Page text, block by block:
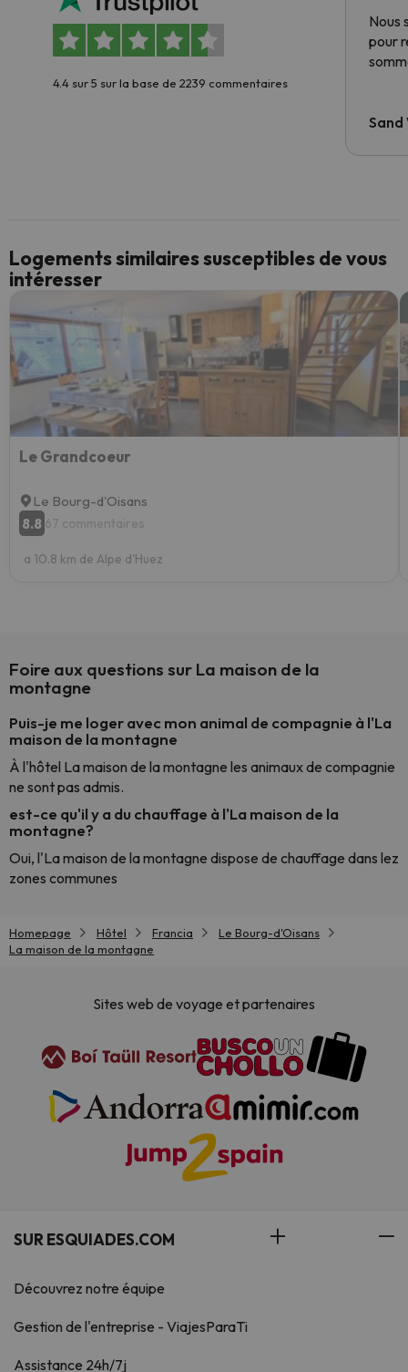
4.4 sur 5 sur la base de 2239 commentaires
Nous
pour
Sand
Logements similaires susceptibles de vous
intéresser
Le Grandcoeur
Le Bourg-d'Oisans
8.8 67 commentaires
a 10.8 km de Alpe d'Huez
Foire aux questions sur La maison de la
montagne
Puis-je me loger avec mon animal de compagnie à l'La
maison de la montagne
À l'hôtel La maison de la montagne les animaux de compagnie
ne sont pas admis.
est-ce qu'il y a du chauffage à l'La maison de la
montagne?
Oui, l'La maison de la montagne dispose de chauffage dans lez
zones communes
Homepage Hôtel Francia
Le Bourg-d'Oisans
La maison de la montagne
Sites web de voyage et partenaires
SUR ESQUIADES.COM
Découvrez notre équipe
Gestion de l'entreprise - ViajesParaTi
Assistance 24h/7j